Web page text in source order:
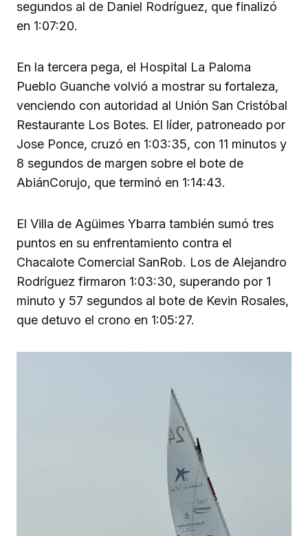
segundos al de Daniel Rodríguez, que finalizó
en 1:07:20.
En la tercera pega, el Hospital La Paloma
Pueblo Guanche volvió a mostrar su fortaleza,
venciendo con autoridad al Unión San Cristóbal
Restaurante Los Botes. El líder, patroneado por
Jose Ponce, cruzó en 1:03:35, con 11 minutos y
8 segundos de margen sobre el bote de
AbiánCorujo, que terminó en 1:14:43.
El Villa de Agüimes Ybarra también sumó tres
puntos en su enfrentamiento contra el
Chacalote Comercial SanRob. Los de Alejandro
Rodríguez firmaron 1:03:30, superando por 1
minuto y 57 segundos al bote de Kevin Rosales,
que detuvo el crono en 1:05:27.